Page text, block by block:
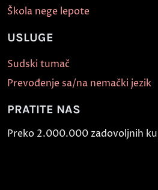
Škola nege lepote
USLUGE
Sudski tumač
Prevođenje sa/na nemački jezik
PRATITE NAS
Preko 2.000.000 zadovoljnih